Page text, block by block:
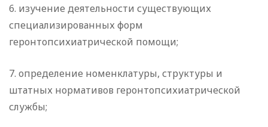
6. изучение деятельности существующих
специализированных форм
геронтопсихиатрической помощи;
7. определение номенклатуры, структуры и
штатных нормативов геронтопсихиатрической
службы;